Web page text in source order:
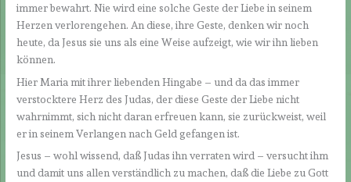
immer bewahrt. Nie wird eine solche Geste der Liebe in seinem
Herzen verlorengehen. An diese, ihre Geste, denken wir noch
heute, da Jesus sie uns als eine Weise aufzeigt, wie wir ihn lieben
können.
Hier Maria mit ihrer liebenden Hingabe – und da das immer
verstocktere Herz des Judas, der diese Geste der Liebe nicht
wahrnimmt, sich nicht daran erfreuen kann, sie zurückweist, weil
er in seinem Verlangen nach Geld gefangen ist.
Jesus – wohl wissend, daß Judas ihn verraten wird – versucht ihm
und damit uns allen verständlich zu machen, daß die Liebe zu Gott